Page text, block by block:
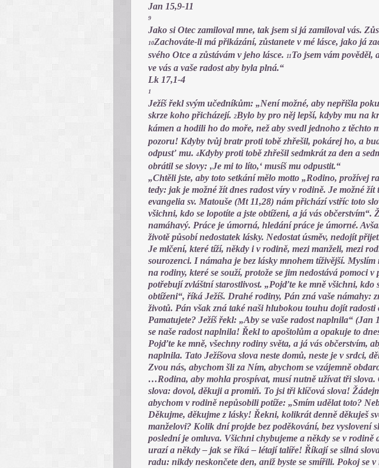
Jan 15,9-11
9
Jako si Otec zamiloval mne, tak jsem si já zamiloval vás.
10Zachováte-li má přikázání, zůstanete v mé lásce, jako já
svého Otce a zůstávám v jeho lásce. 11To jsem vám pověděl,
ve vás a vaše radost aby byla plná.“
Lk 17,1-4
1
Ježíš řekl svým učedníkům: „Není možné, aby nepřišla
skrze koho přicházejí. 2Bylo by pro něj lepší, kdyby mu na
kámen a hodili ho do moře, než aby svedl jednoho z těchto
pozoru! Kdyby tvůj bratr proti tobě zhřešil, pokárej ho, a
odpusť mu. 4Kdyby proti tobě zhřešil sedmkrát za den a
obrátil se slovy: ‚Je mi to líto,‘ musíš mu odpustit.“
„Chtěli jste, aby toto setkání mělo motto „Rodino, prožívej
tedy: jak je možné žít dnes radost víry v rodině. Je možné
evangelia sv. Matouše (Mt 11,28) nám přichází vstříc toto
všichni, kdo se lopotíte a jste obtíženi, a já vás občerstvím“.
namáhavý. Práce je úmorná, hledání práce je úmorné.
životě působí nedostatek lásky. Nedostat úsměv, nedojít
Je mlčení, které tíží, někdy i v rodině, mezi manželi, mezi
sourozenci. I námaha je bez lásky mnohem tíživější. Myslím
na rodiny, které se souží, protože se jim nedostává pomoci v
potřebují zvláštní starostlivost. „Pojďte ke mně všichni, kdo
obtíženi“, říká Ježíš. Drahé rodiny, Pán zná vaše námahy:
životů. Pán však zná také naši hlubokou touhu dojít radosti
Pamatujete? Ježíš řekl: „Aby se vaše radost naplnila“ (Jan
se naše radost naplnila! Řekl to apoštolům a opakuje to
Pojďte ke mně, všechny rodiny světa, a já vás občerstvím,
naplnila. Tato Ježíšova slova neste domů, neste je v srdci,
Zvou nás, abychom šli za Ním, abychom se vzájemně
…Rodina, aby mohla prospívat, musí nutně užívat tři slova.
slova: dovol, děkuji a promiň. To jsi tři klíčová slova!
abychom v rodině nepůsobili potíže: „Smím udělat toto?
Děkujme, děkujme z lásky! Řekni, kolikrát denně děkuješ
manželovi? Kolik dní projde bez poděkování, bez vyslovení
poslední je omluva. Všichni chybujeme a někdy se v rodině
urazí a někdy – jak se říká – létají talíře! Říkají se silná
radu: nikdy neskončete den, aniž byste se smířili. Pokoj se